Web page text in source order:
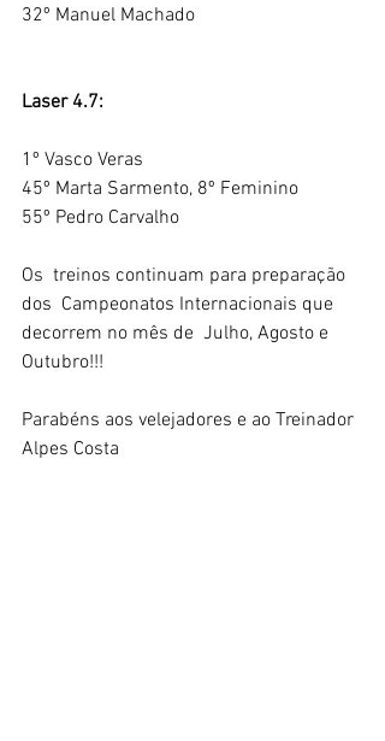
32º Manuel Machado
Laser 4.7:
1º Vasco Veras
45º Marta Sarmento, 8º Feminino
55º Pedro Carvalho
Os  treinos continuam para preparação
dos  Campeonatos Internacionais que
decorrem no mês de  Julho, Agosto e
Outubro!!!
Parabéns aos velejadores e ao Treinador
Alpes Costa